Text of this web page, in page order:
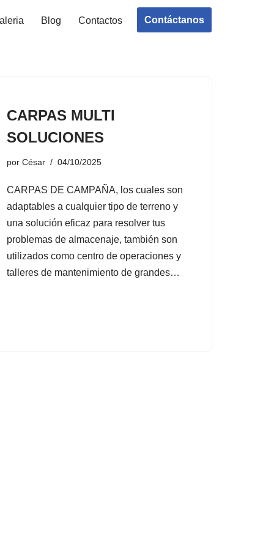
Blog Contactos Contáctanos
CARPAS MULTI
SOLUCIONES
por César 04/10/2025
CARPAS DE CAMPAÑA, los cuales son
adaptables a cualquier tipo de terreno y
una solución eficaz para resolver tus
problemas de almacenaje, también son
utilizados como centro de operaciones y
talleres de mantenimiento de grandes…